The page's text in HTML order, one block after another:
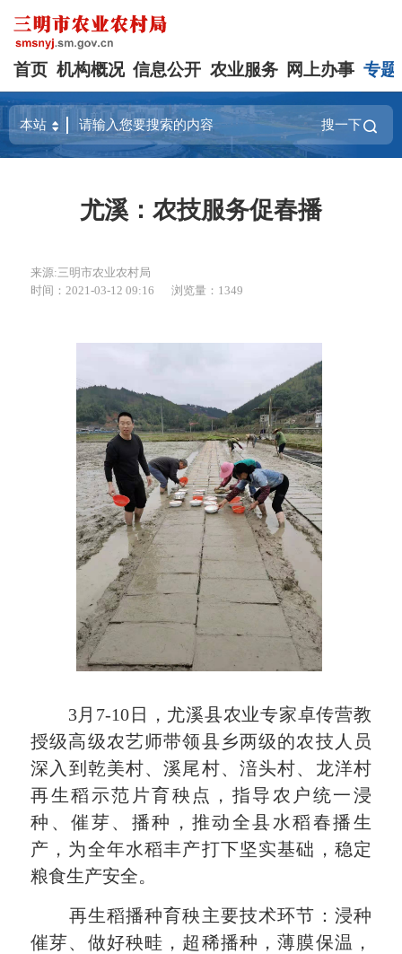
首页 机构概况 信息公开 农业服务 网上办事 专题
搜一下
尤溪：农技服务促春播
来源:三明市农业农村局
时间：2021-03-12 09:16
浏览量：1349
3月 7-10 日 ， 尤溪县农业专家卓传营教
授级高级农艺师带领县乡两级的农技 人员
深入 到乾美村、溪尾村、湆头村、龙洋村
再生稻 示范片育秧 点，指导农户统一浸
种、催芽、播种 ，推动全县水稻春播生
产 ，为全年水稻丰产打下坚实基础，稳定
粮食生产安全。
再生稻播种育秧主要技术环节： 浸种
催芽、做好秧畦，超稀播种，薄膜保温，